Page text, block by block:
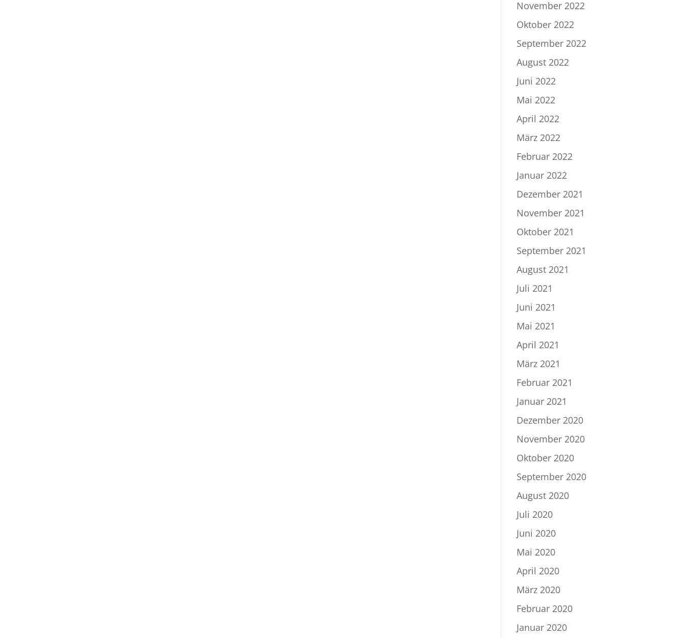
November 2022
Oktober 2022
September 2022
August 2022
Juni 2022
Mai 2022
April 2022
März 2022
Februar 2022
Januar 2022
Dezember 2021
November 2021
Oktober 2021
September 2021
August 2021
Juli 2021
Juni 2021
Mai 2021
April 2021
März 2021
Februar 2021
Januar 2021
Dezember 2020
November 2020
Oktober 2020
September 2020
August 2020
Juli 2020
Juni 2020
Mai 2020
April 2020
März 2020
Februar 2020
Januar 2020